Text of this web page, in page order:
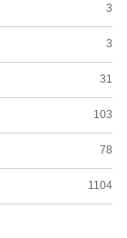
3
3
31
103
78
1104